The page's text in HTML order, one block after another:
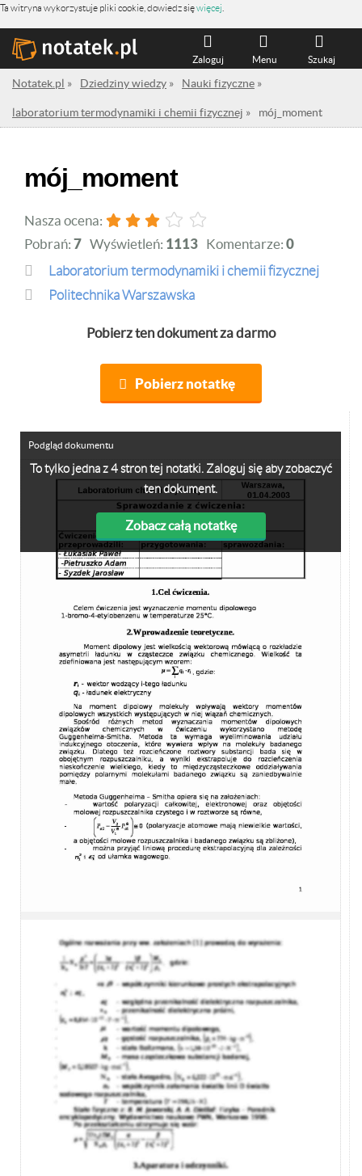
Ta witryna wykorzystuje pliki cookie, dowiedz sięwięcej
Szukaj
Menu
Zaloguj
Notatek.pl » Dziedziny wiedzy » Nauki fizyczne »
laboratorium termodynamiki i chemii fizycznej » mój_moment
mój_moment
Nasza ocena:
Pobrań: 7 Wyświetleń: 1113 Komentarze: 0
laboratorium termodynamiki i chemii fizycznej
Politechnika Warszawska
Pobierz ten dokument za darmo
Pobierz notatkę
To tylko jedna z 4 stron tej notatki. Zaloguj się aby zobaczyć
ten dokument.
Zobacz całą notatkę
Podgląd dokumentu